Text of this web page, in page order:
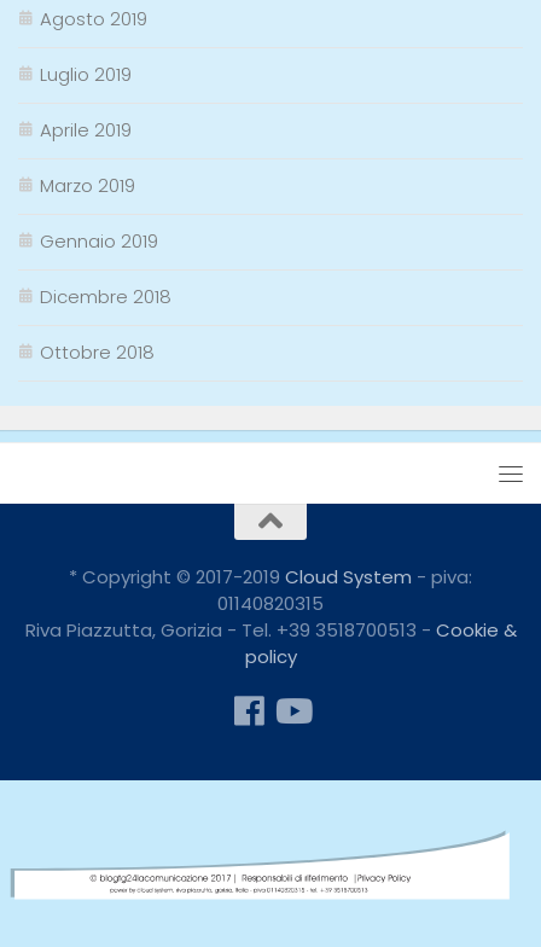
Agosto 2019
Luglio 2019
Aprile 2019
Marzo 2019
Gennaio 2019
Dicembre 2018
Ottobre 2018
* Copyright © 2017-2019 Cloud System - piva:
01140820315
Riva Piazzutta, Gorizia - Tel. +39 3518700513 - Cookie &
policy